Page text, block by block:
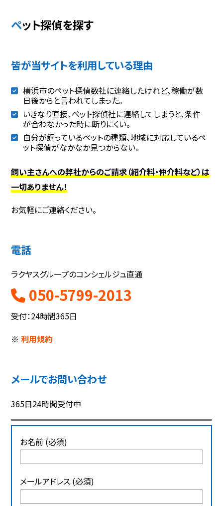
ペット探偵を探す
皆が当サイトを利用している理由
横浜市のペット探偵数社に連絡したけれど、稼働が数
日後からと言われてしまった。
いきなり直接、ペット探偵社に連絡してしまうと、条件
が合わなかった時に断りにくい。
自分が飼っているペットの種類、地域に対応しているペ
ット探偵がなかなか見つからない。
飼い主さんへの弊社からのご請求（紹介料・仲介料など）は
一切ありません！
お気軽にご連絡ください。
電話
ラクヤスグループのコンシェルジュ直通
050-5799-2013
受付：24時間365日
※利用規約
メールでお問い合わせ
365日24時間受付中
お名前 (必須)
メールアドレス (必須)